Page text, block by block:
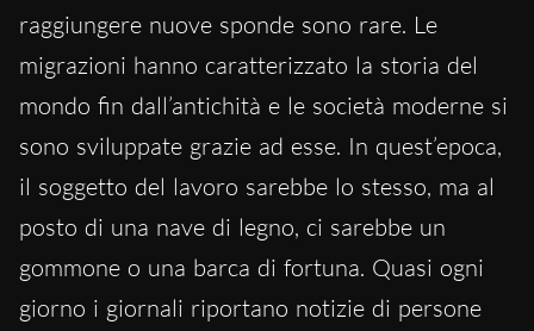
raggiungere nuove sponde sono rare. Le
migrazioni hanno caratterizzato la storia del
mondo fin dall’antichità e le società moderne si
sono sviluppate grazie ad esse. In quest’epoca,
il soggetto del lavoro sarebbe lo stesso, ma al
posto di una nave di legno, ci sarebbe un
gommone o una barca di fortuna. Quasi ogni
giorno i giornali riportano notizie di persone